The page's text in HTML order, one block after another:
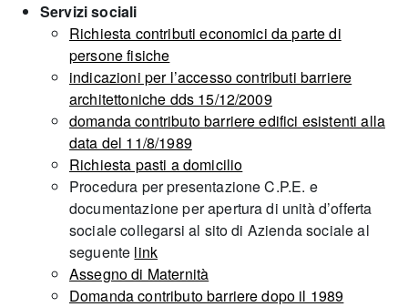
Servizi sociali
Richiesta contributi economici da parte di
persone fisiche
indicazioni per l’accesso contributi barriere
architettoniche dds 15/12/2009
domanda contributo barriere edifici esistenti alla
data del 11/8/1989
Richiesta pasti a domicilio
Procedura per presentazione C.P.E. e
documentazione per apertura di unità d’offerta
sociale collegarsi al sito di Azienda sociale al
seguente link
Assegno di Maternità
Domanda contributo barriere dopo il 1989